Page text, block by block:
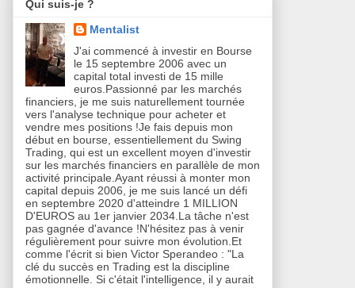
Qui suis-je ?
Mentalist
J'ai commencé à investir en Bourse
le 15 septembre 2006 avec un
capital total investi de 15 mille
euros.Passionné par les marchés
financiers, je me suis naturellement tournée
vers l'analyse technique pour acheter et
vendre mes positions !Je fais depuis mon
début en bourse, essentiellement du Swing
Trading, qui est un excellent moyen d'investir
sur les marchés financiers en parallèle de mon
activité principale.Ayant réussi à monter mon
capital depuis 2006, je me suis lancé un défi
en septembre 2020 d'atteindre 1 MILLION
D'EUROS au 1er janvier 2034.La tâche n'est
pas gagnée d'avance !N'hésitez pas à venir
régulièrement pour suivre mon évolution.Et
comme l'écrit si bien Victor Sperandeo : "La
clé du succès en Trading est la discipline
émotionnelle. Si c'était l'intelligence, il y aurait